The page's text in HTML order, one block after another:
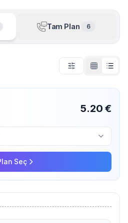
Tam Plan 6
5.20 €
Seç